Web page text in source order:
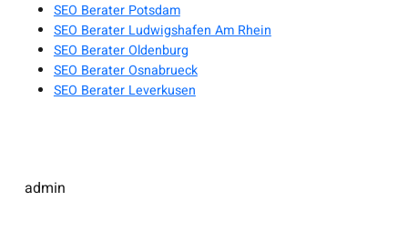
SEO Berater Potsdam
SEO Berater Ludwigshafen Am Rhein
SEO Berater Oldenburg
SEO Berater Osnabrueck
SEO Berater Leverkusen
admin